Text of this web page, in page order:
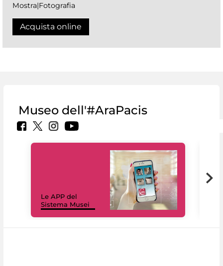
Mostra|Fotografia
Acquista online
Museo dell'#AraPacis
Le APP del
Sistema Musei